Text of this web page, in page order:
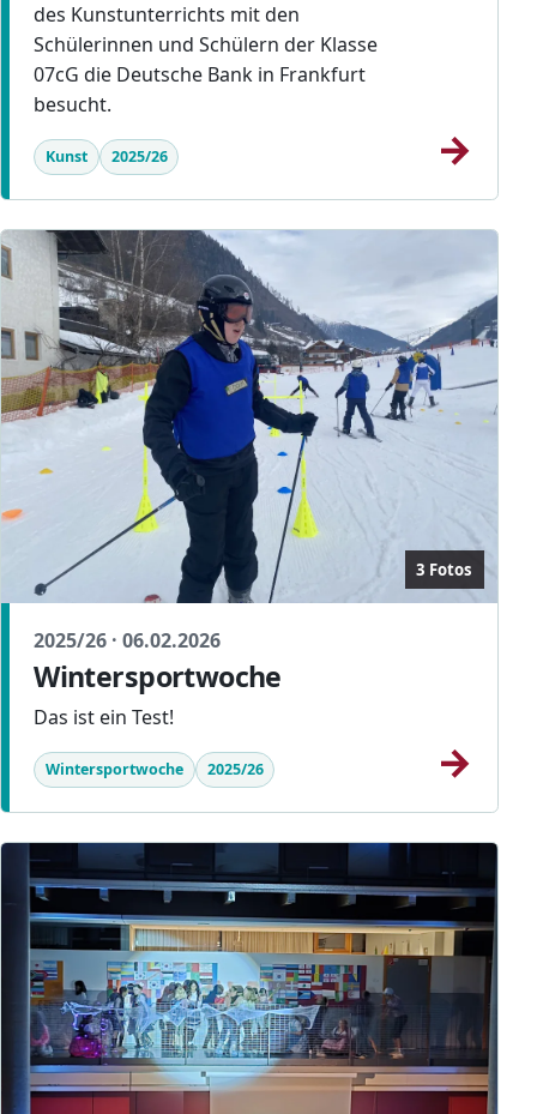
des Kunstunterrichts mit den
Schülerinnen und Schülern der Klasse
07cG die Deutsche Bank in Frankfurt
besucht.
Kunst 2025/26 →
3 Fotos
2025/26 · 06.02.2026
Wintersportwoche
Das ist ein Test!
Wintersportwoche 2025/26 →